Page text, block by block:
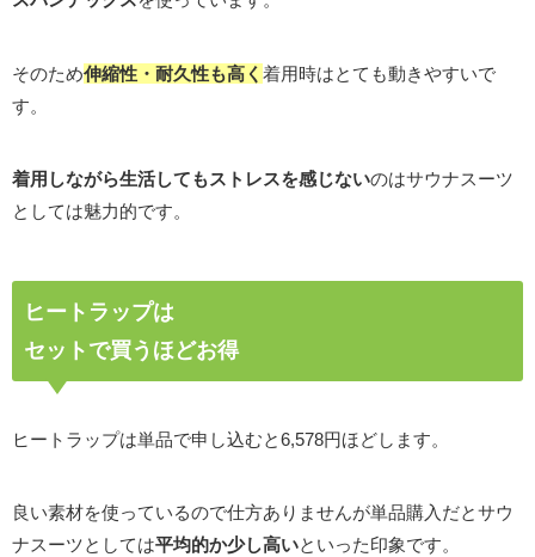
そのため伸縮性・耐久性も高く 着用時はとても動きやすいで
す。
着用しながら生活してもストレスを感じないのはサウナスーツ
としては魅力的です。
ヒートラップは
セットで買うほどお得
ヒートラップは単品で申し込むと6,578円ほどします。
良い素材を使っているので仕方ありませんが単品購入だとサウ
ナスーツとしては平均的か少し高いといった印象です。